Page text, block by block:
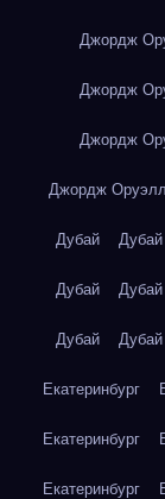
Джордж
Джордж
Джордж
Джордж
Дубай Дубай
Дубай Дубай
Дубай Дубай
Екатеринбург
Екатеринбург
Екатеринбург